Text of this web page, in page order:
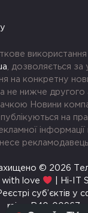
використання
, дозволяється
на конкретну
нижче другого
Новини
на
інформації
несе рекламодавець
© 2026
with love
| Hi-IT
суб’єктів у
rai.ua R40-00967